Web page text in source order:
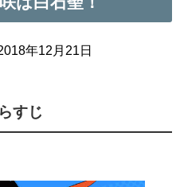
年12月21日
すじ